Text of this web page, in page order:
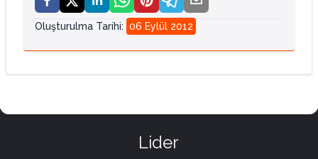
Oluşturulma Tarihi: 06 Eylül 2012
Lider